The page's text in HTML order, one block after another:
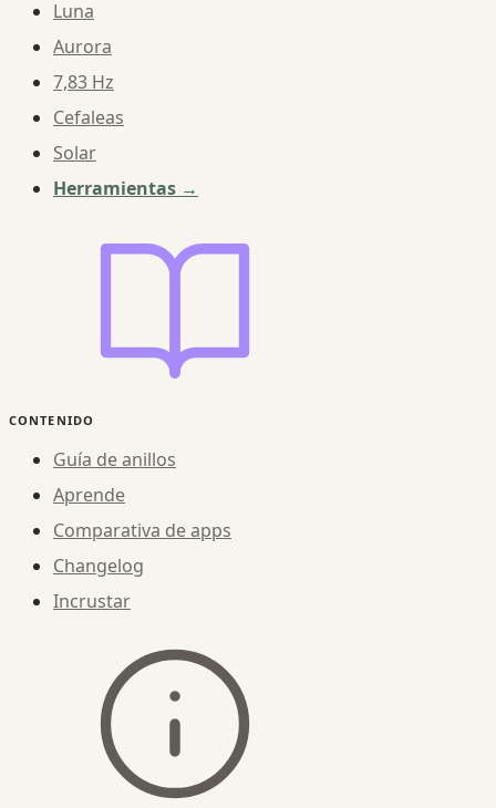
Luna
Aurora
7,83 Hz
Cefaleas
Solar
Herramientas →
CONTENIDO
Guía de anillos
Aprende
Comparativa de apps
Changelog
Incrustar